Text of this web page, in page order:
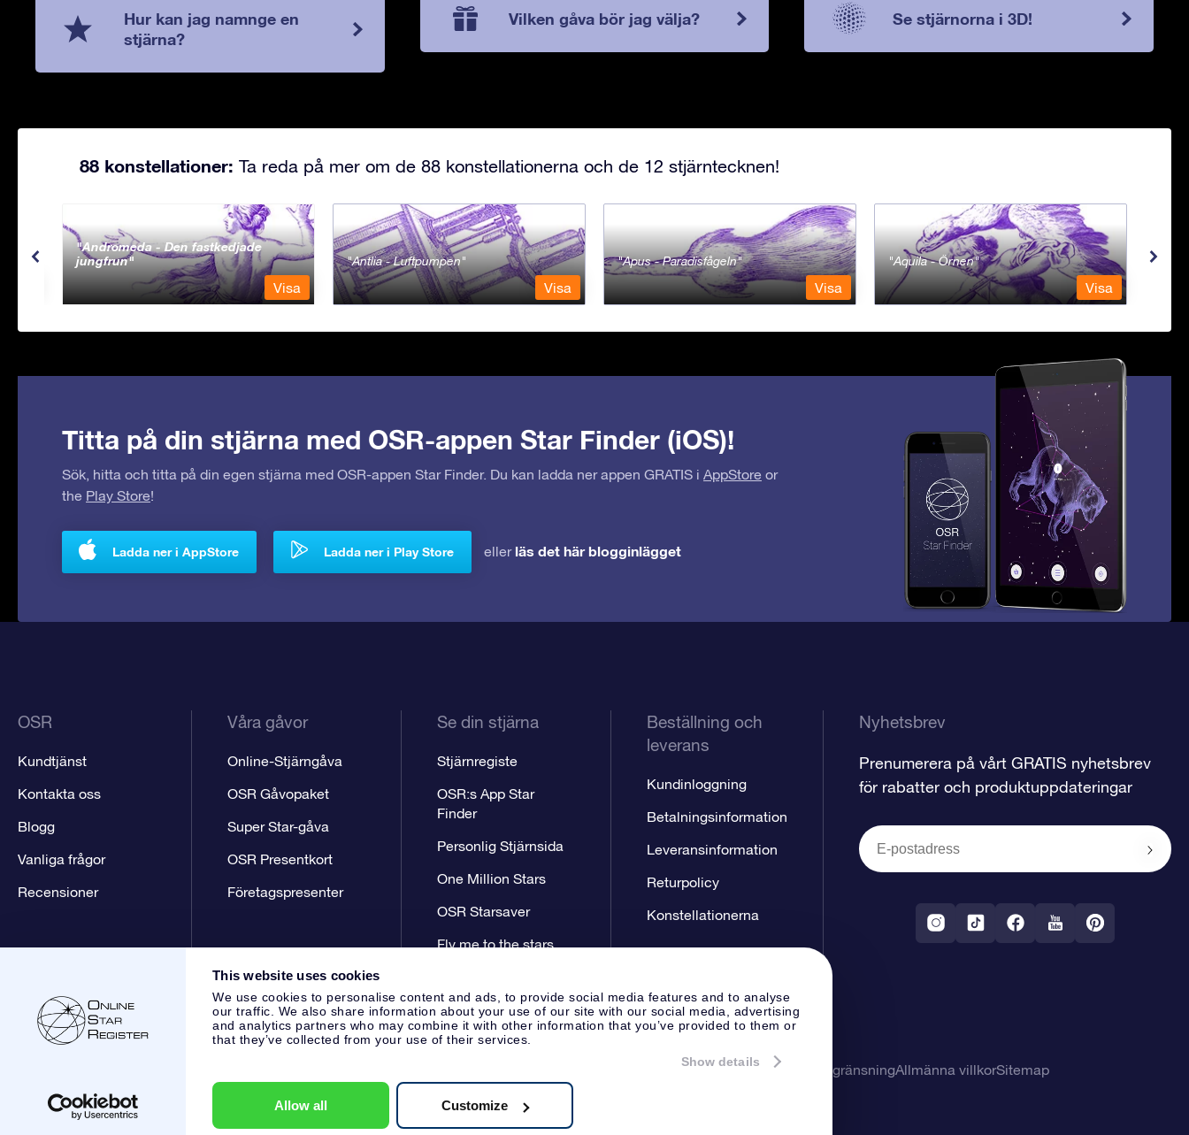
This website uses cookies
We use cookies to personalise content and ads, to provide social media features and to analyse
our traffic. We also share information about your use of our site with our social media, advertising
and analytics partners who may combine it with other information that you’ve provided to them or
that they’ve collected from your use of their services.
Show details
Allow all Customize
Hur kan jag namnge en
stjärna?
Vilken gåva bör jag välja? Se stjärnorna i 3D!
88 konstellationer: Ta reda på mer om de 88 konstellationerna och de 12 stjärntecknen!
Andromeda - Den fastkedjade
jungfrun
Visa
Antlia - Luftpumpen
Visa
Apus - Paradisfågeln
Visa
Aquila - Örnen
Visa
Titta på din stjärna med OSR-appen Star Finder (iOS)!
Sök, hitta och titta på din egen stjärna med OSR-appen Star Finder. Du kan ladda ner appen GRATIS i AppStore or
the Play Store!
Ladda ner i AppStore Ladda ner i Play Store eller läs det här blogginlägget
OSR
Kundtjänst
Kontakta oss
Blogg
Vanliga frågor
Recensioner
Våra gåvor
Online-Stjärngåva
OSR Gåvopaket
Super Star-gåva
OSR Presentkort
Företagspresenter
Se din stjärna
Stjärnregiste
OSR:s App Star
Finder
Personlig Stjärnsida
One Million Stars
OSR Starsaver
Fly me to the stars
Beställning och
leverans
Kundinloggning
Betalningsinformation
Leveransinformation
Returpolicy
Konstellationerna
Nyhetsbrev
Prenumerera på vårt GRATIS nyhetsbrev
för rabatter och produktuppdateringar
Kundtjänst:help@osr.org KVK: 60333553, VAT: NL 8538.62.722B01
Sekretesspolicy & AnsvarsbegränsningAllmänna villkorSitemap